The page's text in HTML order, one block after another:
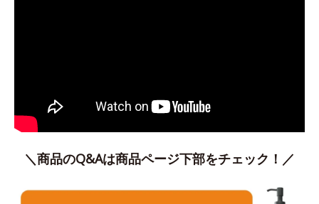
＼商品のQ&Aは商品ページ下部をチェック！／